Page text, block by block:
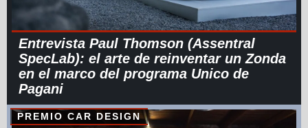
Entrevista Paul Thomson (Assentral
SpecLab): el arte de reinventar un Zonda
en el marco del programa Unico de
Pagani
PREMIO CAR DESIGN